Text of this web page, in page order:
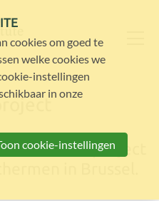
een R&S project
in Brussel.
cookies om goed te
welke cookies we
instellingen
in onze
cookie-instellingen